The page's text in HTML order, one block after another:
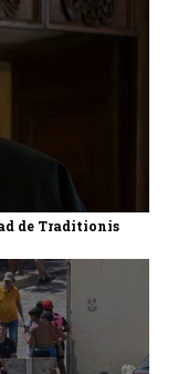
de Traditionis